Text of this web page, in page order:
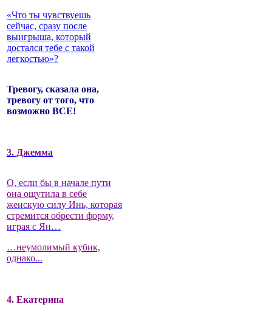
«Что ты чувствуешь
сейчас, сразу после
выигрыша, который
достался тебе с такой
легкостью»?
Тревогу, сказала она,
тревогу от того, что
возможно ВСЕ!
3. Джемма
О, если бы в начале пути
она ощутила в себе
женскую силу Инь, которая
стремится обрести форму,
играя с Ян…
…неумолимый кубик,
однако...
4. Екатерина